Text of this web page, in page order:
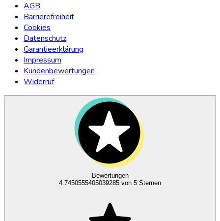
AGB
Barrierefreiheit
Cookies
Datenschutz
Garantieerklärung
Impressum
Kundenbewertungen
Widerruf
Bewertungen
4.7450555405039285 von 5 Sternen